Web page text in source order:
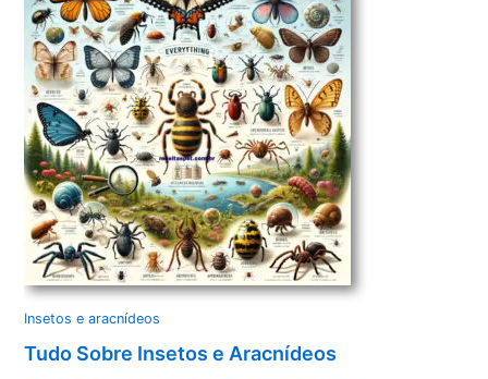
Insetos e aracnídeos
Tudo Sobre Insetos e Aracnídeos